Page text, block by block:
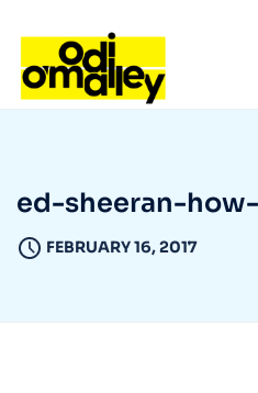
ed-sheeran-
FEBRUARY 16, 2017